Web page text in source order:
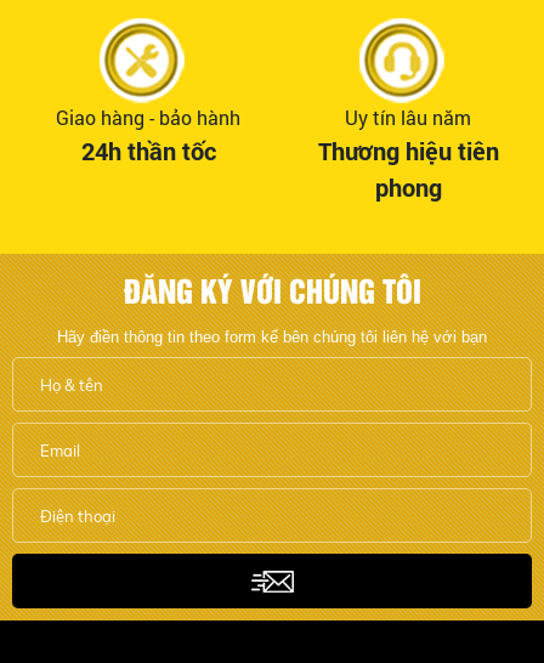
Giao hàng - bảo hành
24h thần tốc
Uy tín lâu năm
Thương hiệu tiên
phong
ĐĂNG KÝ VỚI CHÚNG TÔI
Hãy điền thông tin theo form kế bên chúng tôi liên hệ với bạn